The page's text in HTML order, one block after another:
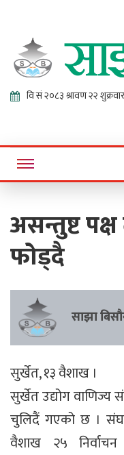
Online News Portal
असन्तुष्ट
फोड्दै
साझा
सुर्खेत, १३ वैशाख ।
सुर्खेत उद्योग वाणिज्य
चुलिदैं गएको छ ।
वैशाख २५